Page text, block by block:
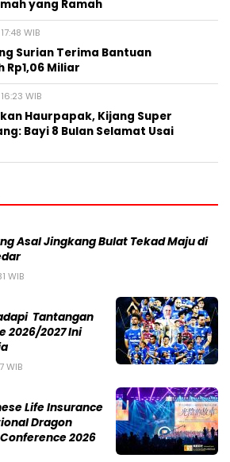
yang Ramah
WIB
Surian Terima Bantuan
Rp1,06 Miliar
WIB
Haurpapak, Kijang Super
Bayi 8 Bulan Selamat Usai
Asal Jingkang Bulat Tekad Maju di
WIB
Tantangan
2026/2027 Ini
WIB
Life Insurance
Dragon
2026